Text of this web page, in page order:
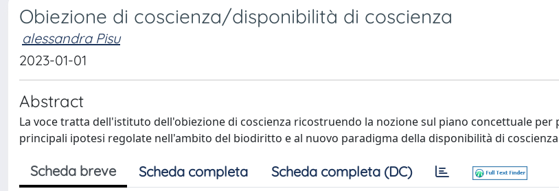
Obiezione di coscienza/disponibilità di coscienza
alessandra Pisu
2023-01-01
Abstract
La voce tratta dell'istituto dell'obiezione di coscienza ricostruendo la nozione sul piano concettuale per
principali ipotesi regolate nell'ambito del biodiritto e al nuovo paradigma della disponibilità di
Scheda breve Scheda completa Scheda completa (DC)